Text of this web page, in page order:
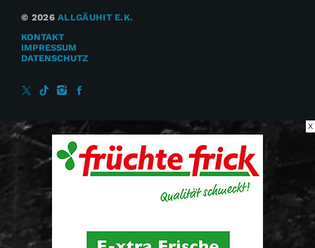
© 2026ALLGÄUHIT E.K.
KONTAKT
IMPRESSUM
DATENSCHUTZ
X